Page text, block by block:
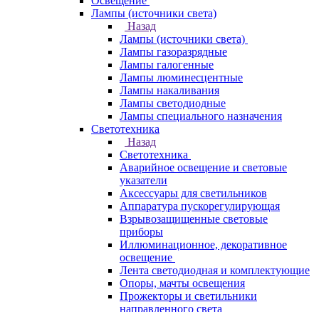
Лампы (источники света)
Назад
Лампы (источники света)
Лампы газоразрядные
Лампы галогенные
Лампы люминесцентные
Лампы накаливания
Лампы светодиодные
Лампы специального назначения
Светотехника
Назад
Светотехника
Аварийное освещение и световые
указатели
Аксессуары для светильников
Аппаратура пускорегулирующая
Взрывозащищенные световые
приборы
Иллюминационное, декоративное
освещение
Лента светодиодная и комплектующие
Опоры, мачты освещения
Прожекторы и светильники
направленного света